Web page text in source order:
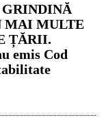
GRINDINĂ
MAI MULTE
ȚĂRII.
emis Cod